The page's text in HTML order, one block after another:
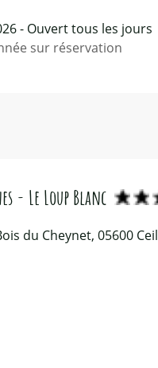
- Ouvert tous les jours
sur réservation
- Le Loup Blanc
du Cheynet, 05600